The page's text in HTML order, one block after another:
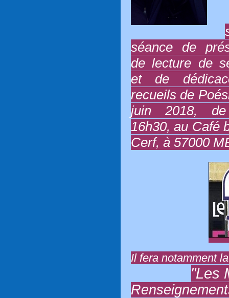
séance de
de lecture de
et de
recueils de
juin 2018,
16h30, au Café
Cerf, à 57000
Il fera notamment
"Les